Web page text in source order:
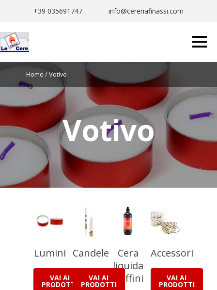
+39 035691747 info@cereriafinassi.com
Votivo
Home / Votivo
Lumini
VAI AI
PRODOTTI
Candele
VAI AI
PRODOTTI
Cera
liquida
e affini
Accessori
VAI AI
PRODOTTI